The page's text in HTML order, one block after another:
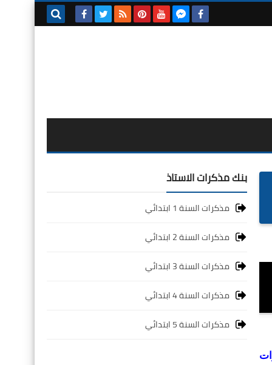
بنك مذكرات الاستاذ
مذكرات السنة 1 ابتدائي
مذكرات السنة 2 ابتدائي
مذكرات السنة 3 ابتدائي
مذكرات السنة 4 ابتدائي
مذكرات السنة 5 ابتدائي